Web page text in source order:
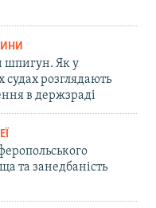
шпигун. Як у
судах розглядають
в держзраді
та занедбаність